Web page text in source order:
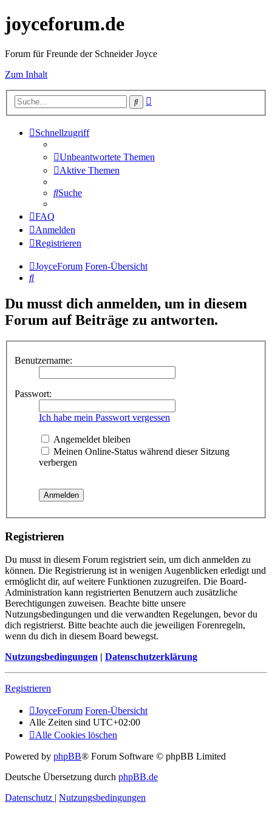
joyceforum.de
Forum für Freunde der Schneider Joyce
Zum Inhalt
Suche
Schnellzugriff
Unbeantwortete Themen
Aktive Themen
Suche
FAQ
Anmelden
Registrieren
JoyceForum Foren-Übersicht
Suche
Du musst dich anmelden, um in diesem
Forum auf Beiträge zu antworten.
Benutzername:
Passwort:
Ich habe mein Passwort vergessen
Angemeldet bleiben
Meinen Online-Status während dieser Sitzung
verbergen
Registrieren
Du musst in diesem Forum registriert sein, um dich anmelden zu
können. Die Registrierung ist in wenigen Augenblicken erledigt und
ermöglicht dir, auf weitere Funktionen zuzugreifen. Die Board-
Administration kann registrierten Benutzern auch zusätzliche
Berechtigungen zuweisen. Beachte bitte unsere
Nutzungsbedingungen und die verwandten Regelungen, bevor du
dich registrierst. Bitte beachte auch die jeweiligen Forenregeln,
wenn du dich in diesem Board bewegst.
Nutzungsbedingungen | Datenschutzerklärung
Registrieren
JoyceForum Foren-Übersicht
Alle Zeiten sind UTC+02:00
Alle Cookies löschen
Powered by phpBB® Forum Software © phpBB Limited
Deutsche Übersetzung durch phpBB.de
Datenschutz | Nutzungsbedingungen